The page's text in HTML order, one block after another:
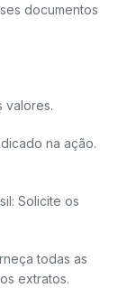
documentos
valores.
na ação.
Solicite os
todas as
extratos.